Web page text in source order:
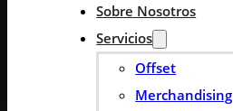
Sobre Nosotros
Servicios
Offset
Merchandising